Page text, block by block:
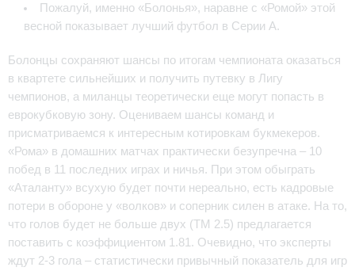
Пожалуй, именно «Болонья», наравне с «Ромой» этой
весной показывает лучший футбол в Серии А.
Болонцы сохраняют шансы по итогам чемпионата оказаться
в квартете сильнейших и получить путевку в Лигу
чемпионов, а миланцы теоретически еще могут попасть в
еврокубковую зону. Оцениваем шансы команд и
присматриваемся к интересным котировкам букмекеров.
«Рома» в домашних матчах практически безупречна – 10
побед в 11 последних играх и ничья. При этом обыграть
«Аталанту» всухую будет почти нереально, есть кадровые
потери в обороне у «волков» и соперник силен в атаке. На то,
что голов будет не больше двух (ТМ 2.5) предлагается
поставить с коэффициентом 1.81. Очевидно, что эксперты
ждут 2-3 гола – статистически привычный показатель для игр